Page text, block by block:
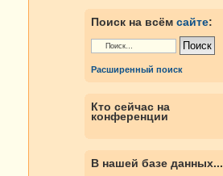
Поиск на всём сайте:
Расширенный поиск
Кто сейчас на
конференции
В нашей базе данных...